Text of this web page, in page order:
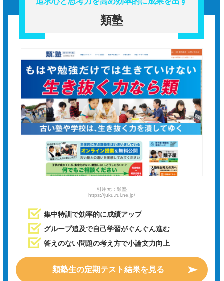
類塾
引用元：類塾
https://juku.rui.ne.jp/
集中特訓で効率的に成績アップ
グループ追及で自己学習がぐんぐん進む
答えのない問題の考え方で小論文力向上
類塾生の定期テスト結果を見る